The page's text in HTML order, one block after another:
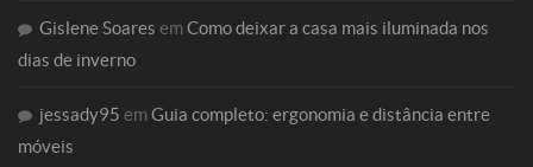
Gislene Soares emComo deixar a casa mais iluminada nos
dias de inverno
jessady95 emGuia completo: ergonomia e distância entre
móveis